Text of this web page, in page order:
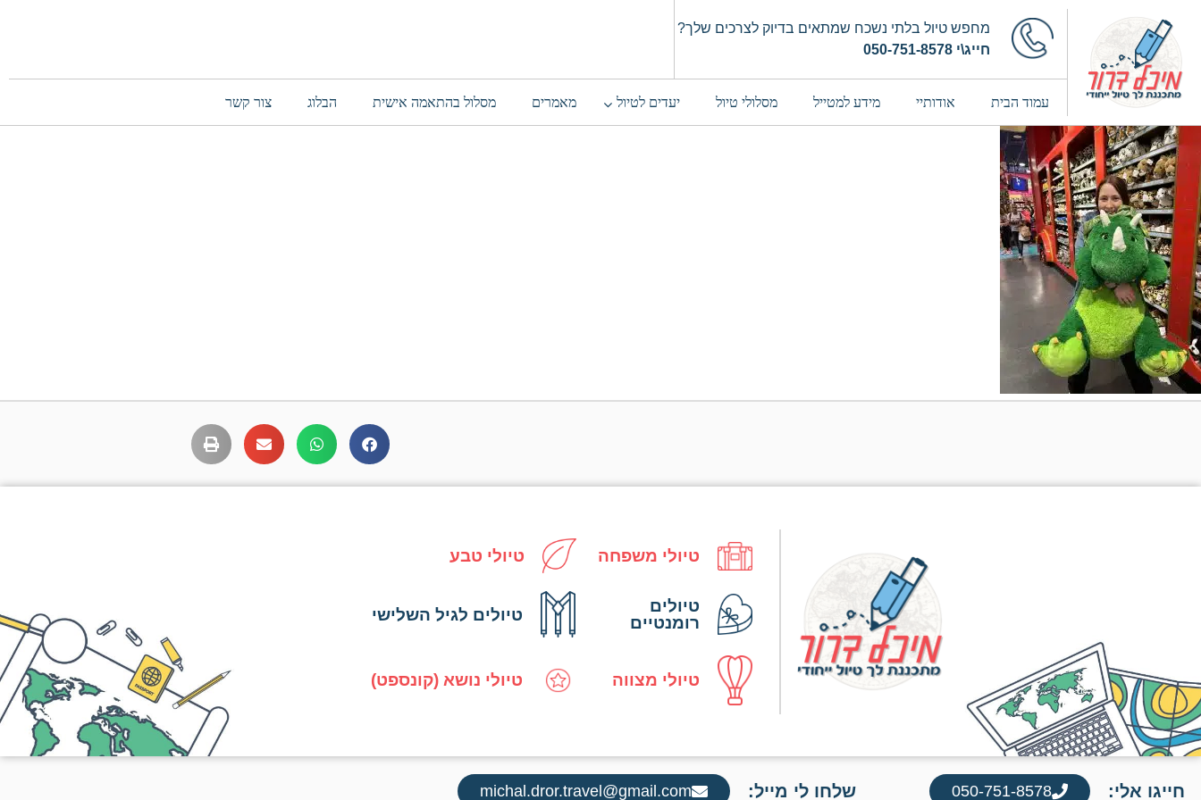
מחפש טיול בלתי נשכח שמתאים בדיוק לצרכים שלך?
חייג\י 050-751-8578
עמוד הבית אודותיי מידע למטייל מסלולי טיול יעדים לטיול מאמרים מסלול בהתאמה אישית הבלוג צור קשר
טיולי משפחה טיולי טבע
טיולים
רומנטיים
טיולים לגיל השלישי
טיולי מצווה טיולי נושא (קונספט)
חייגו אלי: 050-751-8578 שלחו לי מייל: michal.dror.travel@gmail.com